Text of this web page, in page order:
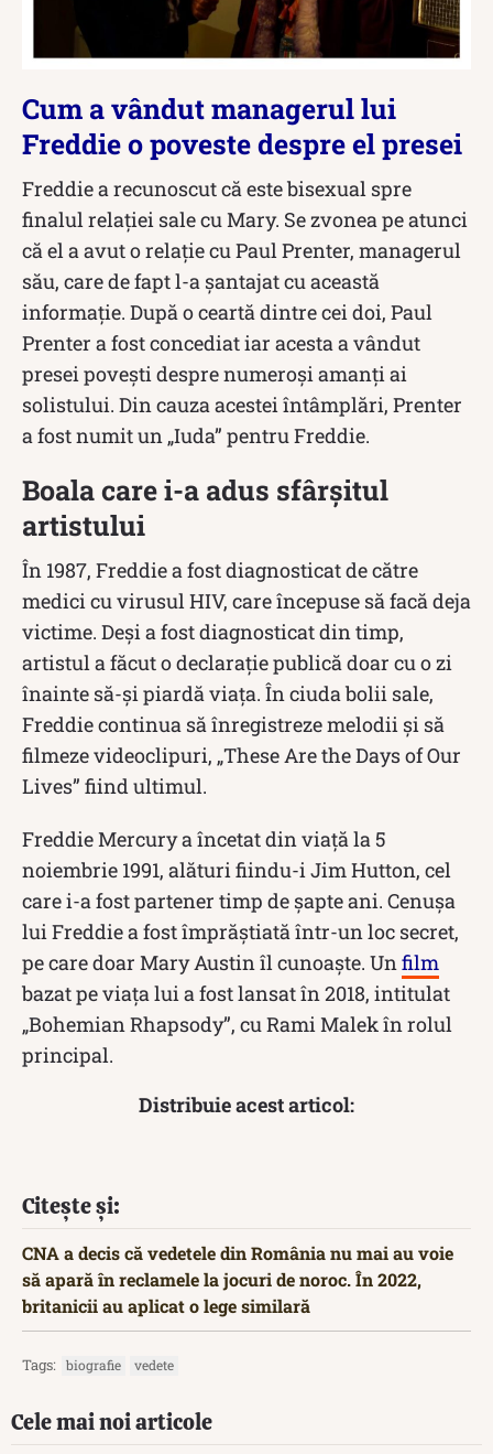
Cum a vândut managerul lui
Freddie o poveste despre el presei
Freddie a recunoscut că este bisexual spre
finalul relației sale cu Mary. Se zvonea pe atunci
că el a avut o relație cu Paul Prenter, managerul
său, care de fapt l-a șantajat cu această
informație. După o ceartă dintre cei doi, Paul
Prenter a fost concediat iar acesta a vândut
presei povești despre numeroși amanți ai
solistului. Din cauza acestei întâmplări, Prenter
a fost numit un „Iuda” pentru Freddie.
Boala care i-a adus sfârșitul
artistului
În 1987, Freddie a fost diagnosticat de către
medici cu virusul HIV, care începuse să facă deja
victime. Deși a fost diagnosticat din timp,
artistul a făcut o declarație publică doar cu o zi
înainte să-și piardă viața. În ciuda bolii sale,
Freddie continua să înregistreze melodii și să
filmeze videoclipuri, „These Are the Days of Our
Lives” fiind ultimul.
Freddie Mercury a încetat din viață la 5
noiembrie 1991, alături fiindu-i Jim Hutton, cel
care i-a fost partener timp de șapte ani. Cenușa
lui Freddie a fost împrăștiată într-un loc secret,
pe care doar Mary Austin îl cunoaște. Un film
bazat pe viața lui a fost lansat în 2018, intitulat
„Bohemian Rhapsody”, cu Rami Malek în rolul
principal.
Distribuie acest articol:
Citește și:
CNA a decis că vedetele din România nu mai au voie
să apară în reclamele la jocuri de noroc. În 2022,
britanicii au aplicat o lege similară
Tags: biografie vedete
Cele mai noi articole